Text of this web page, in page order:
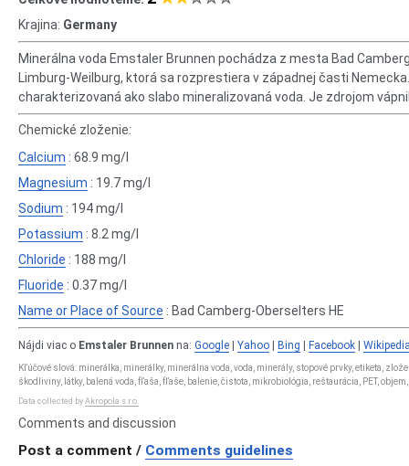
Krajina: Germany
Minerálna voda Emstaler Brunnen pochádza z mesta Bad
Limburg-Weilburg, ktorá sa rozprestiera v západnej časti
charakterizovaná ako slabo mineralizovaná voda. Je zdrojom
Chemické zloženie:
Calcium : 68.9 mg/l
Magnesium : 19.7 mg/l
Sodium : 194 mg/l
Potassium : 8.2 mg/l
Chloride : 188 mg/l
Fluoride : 0.37 mg/l
Name or Place of Source : Bad Camberg-Oberselters HE
Nájdi viac o Emstaler Brunnen na: Google Yahoo Bing Facebook
Kľúčové slová: minerálka, minerálky, minerálna voda, voda, minerály, stopové prvky, etiketa,
škodliviny, látky, balená voda, fľaša, fľaše, balenie, čistota, mikrobiológia, reštaurácia, PET,
Data collected by Akropola s.r.o.
Comments and discussion
Post a comment / Comments guidelines